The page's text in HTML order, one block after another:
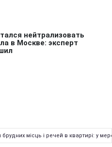
брудних місць і речей в квартирі: у